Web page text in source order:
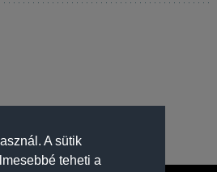
A sütik
teheti a